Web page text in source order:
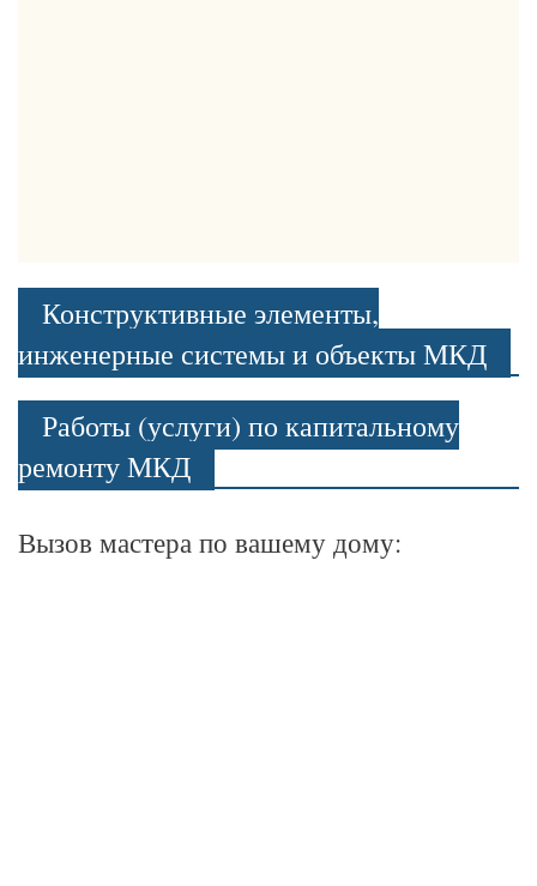
Конструктивные элементы,
инженерные системы и объекты МКД
Работы (услуги) по капитальному
ремонту МКД
Вызов мастера по вашему дому: